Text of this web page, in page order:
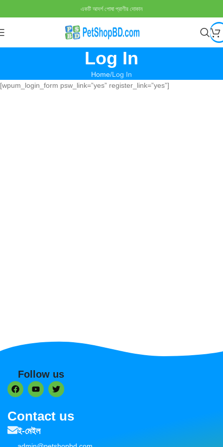
একটি আদর্শ পোষা প্রাণীর দোকান
Log In
Home Log In
[wpum_login_form psw_link=”yes” register_link=”yes”]
Follow us
Contact us
ই-মেইল